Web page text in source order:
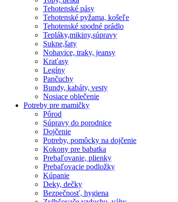
Tehotenské pásy
Tehotenské pyžama, košeľe
Tehotenské spodné prádlo
Tepláky,mikiny,súpravy
Sukne,šaty
Nohavice, traky, jeansy
Kraťasy
Legíny
Pančuchy
Bundy, kabáty, vesty
Nosiace oblečenie
Potreby pre mamičky
Pôrod
Súpravy do porodnice
Dojčenie
Potreby, pomôcky na dojčenie
Kokony pre babatka
Prebaľovanie, plienky
Prebaľovacie podložky
Kúpanie
Deky, dečky
Bezpečnosť, hygiena